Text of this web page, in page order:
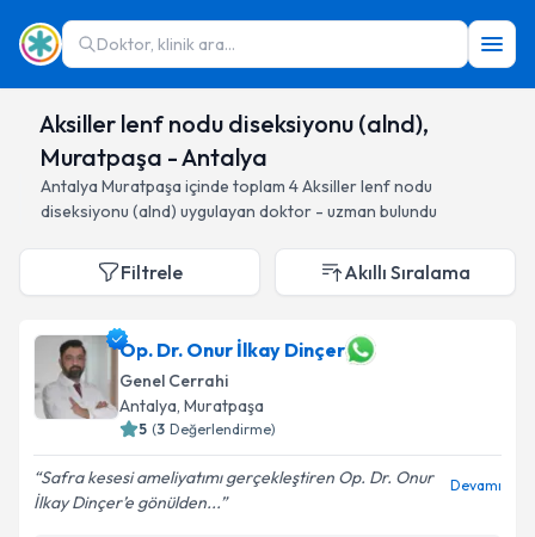
Doktor, klinik ara...
Aksiller lenf nodu diseksiyonu (alnd),
Muratpaşa - Antalya
Antalya Muratpaşa içinde toplam 4Aksiller lenf nodu
diseksiyonu (alnd) uygulayan doktor - uzman bulundu
Filtrele Akıllı Sıralama
Op. Dr. Onur İlkay Dinçer
Genel Cerrahi
Antalya, Muratpaşa
5 (3 Değerlendirme)
Safra kesesi ameliyatımı gerçekleştiren Op. Dr. Onur
İlkay Dinçer’e gönülden...
Devamı